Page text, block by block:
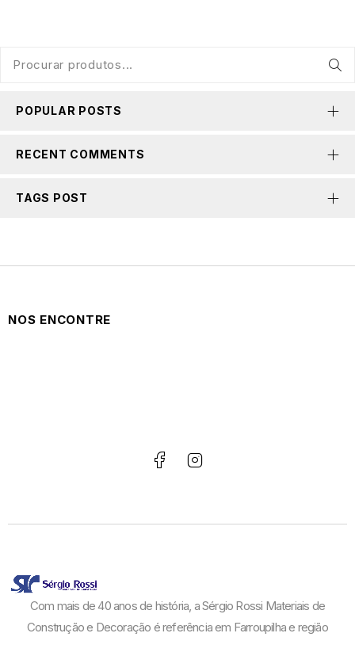
POPULAR POSTS
RECENT COMMENTS
TAGS POST
Com mais de 40 anos de história, a Sérgio Rossi Materiais de
Construção e Decoração é referência em Farroupilha e região
NOS ENCONTRE